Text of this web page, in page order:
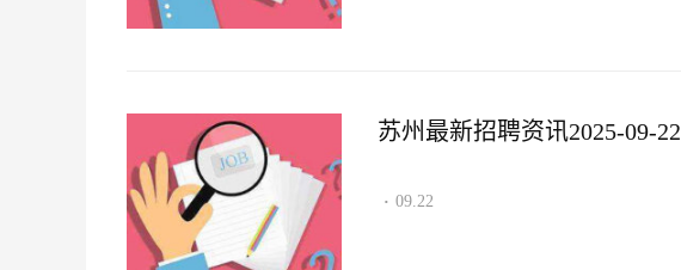
苏州最新招聘资讯2025-09-22
· 09.22